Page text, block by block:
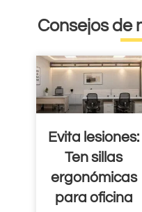
Consejos de
Evita lesiones:
Ten sillas
ergonómicas
para oficina